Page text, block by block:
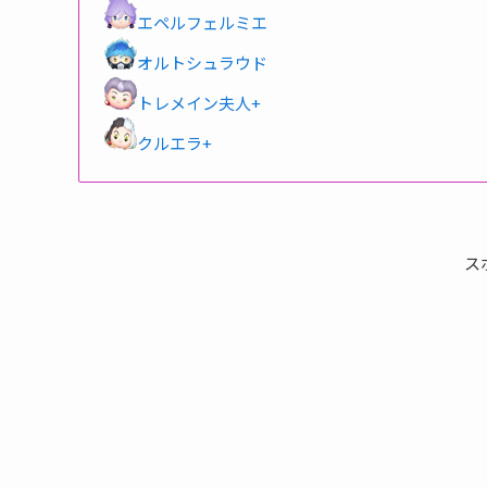
エペルフェルミエ
オルトシュラウド
トレメイン夫人+
クルエラ+
ス